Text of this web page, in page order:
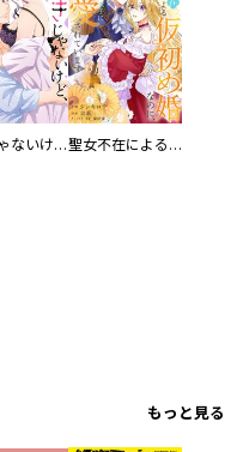
好きじゃないけど、抱いてください【電子単行本版／特典おまけ付き】 聖女不在による仮初め婚なのに、不器用な王太子に溺愛されています【電子単行本版／特典おまけ付き】
もっと見る